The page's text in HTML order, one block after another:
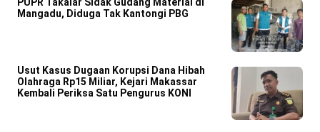
Mangadu, Diduga Tak Kantongi PBG
Usut Kasus Dugaan Korupsi Dana Hibah
Olahraga Rp15 Miliar, Kejari Makassar
Kembali Periksa Satu Pengurus KONI